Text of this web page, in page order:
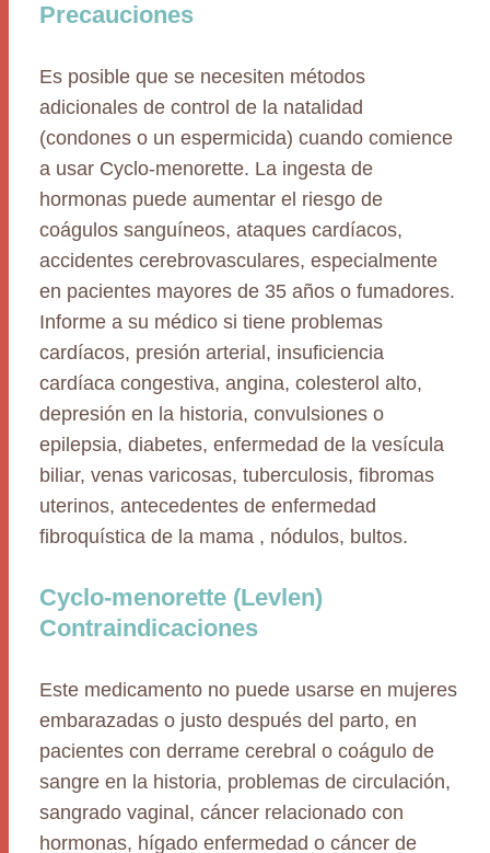
Precauciones
Es posible que se necesiten métodos
adicionales de control de la natalidad
(condones o un espermicida) cuando comience
a usar Cyclo-menorette. La ingesta de
hormonas puede aumentar el riesgo de
coágulos sanguíneos, ataques cardíacos,
accidentes cerebrovasculares, especialmente
en pacientes mayores de 35 años o fumadores.
Informe a su médico si tiene problemas
cardíacos, presión arterial, insuficiencia
cardíaca congestiva, angina, colesterol alto,
depresión en la historia, convulsiones o
epilepsia, diabetes, enfermedad de la vesícula
biliar, venas varicosas, tuberculosis, fibromas
uterinos, antecedentes de enfermedad
fibroquística de la mama , nódulos, bultos.
Cyclo-menorette (Levlen)
Contraindicaciones
Este medicamento no puede usarse en mujeres
embarazadas o justo después del parto, en
pacientes con derrame cerebral o coágulo de
sangre en la historia, problemas de circulación,
sangrado vaginal, cáncer relacionado con
hormonas, hígado enfermedad o cáncer de